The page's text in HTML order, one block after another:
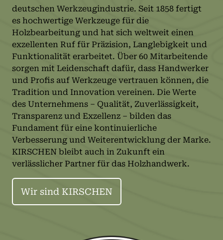
deutschen Werkzeugindustrie. Seit 1858 fertigt
es hochwertige Werkzeuge für die
Holzbearbeitung und hat sich weltweit einen
exzellenten Ruf für Präzision, Langlebigkeit und
Funktionalität erarbeitet. Über 60 Mitarbeitende
sorgen mit Leidenschaft dafür, dass Handwerker
und Profis auf Werkzeuge vertrauen können, die
Tradition und Innovation vereinen. Die Werte
des Unternehmens – Qualität, Zuverlässigkeit,
Transparenz und Exzellenz – bilden das
Fundament für eine kontinuierliche
Verbesserung und Weiterentwicklung der Marke.
KIRSCHEN bleibt auch in Zukunft ein
verlässlicher Partner für das Holzhandwerk.
Wir sind KIRSCHEN